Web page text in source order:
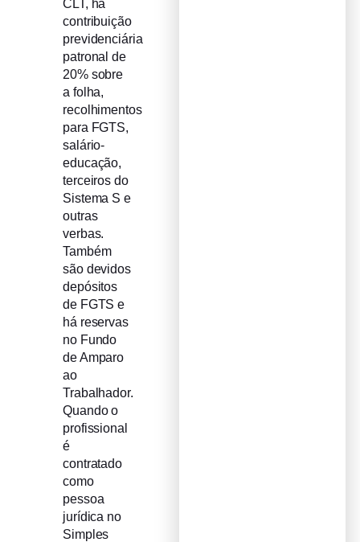
CLT, há
contribuição
previdenciária
patronal de
20% sobre
a folha,
recolhimentos
para FGTS,
salário-
educação,
terceiros do
Sistema S e
outras
verbas.
Também
são devidos
depósitos
de FGTS e
há reservas
no Fundo
de Amparo
ao
Trabalhador.
Quando o
profissional
é
contratado
como
pessoa
jurídica no
Simples